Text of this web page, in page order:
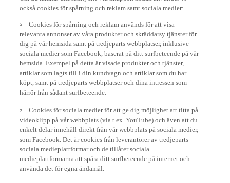
också cookies för spårning och reklam samt sociala medier:
Cookies för spårning och reklam används för att visa
relevanta annonser av våra produkter och skräddarsy tjänster för
dig på vår hemsida samt på tredjeparts webbplatser, inklusive
sociala medier som Facebook, baserat på ditt surfbeteende på vår
hemsida. Exempel på detta är visade produkter och tjänster,
artiklar som lagts till i din kundvagn och artiklar som du har
köpt, samt på tredjeparts webbplatser och dina intressen som
härrör från sådant surfbeteende.
Cookies för sociala medier för att ge dig möjlighet att titta på
videoklipp på vår webbplats (via t.ex. YouTube) och även att du
enkelt delar innehåll direkt från vår webbplats på sociala medier,
som Facebook. Det är cookies från leverantörer av tredjeparts
sociala medieplattformar och de tillåter sociala
medieplattformarna att spåra ditt surfbeteende på internet och
använda det för egna ändamål.